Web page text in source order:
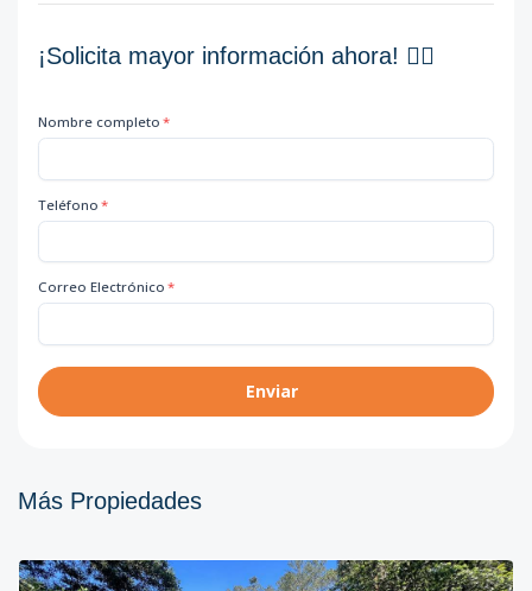
¡Solicita mayor información ahora! 👇🏽
Nombre completo *
Teléfono *
Correo Electrónico *
Enviar
Más Propiedades